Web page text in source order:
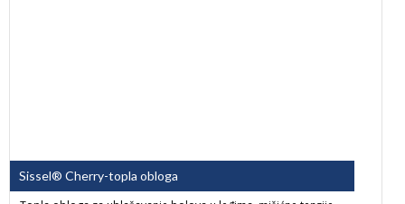
Sissel® Cherry-topla obloga